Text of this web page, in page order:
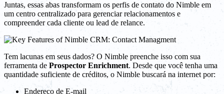
Juntas, essas abas transformam os perfis de contato do Nimble em
um centro centralizado para gerenciar relacionamentos e
compreender cada cliente ou lead de relance.
Tem lacunas em seus dados? O Nimble preenche isso com sua
ferramenta de Prospector Enrichment. Desde que você tenha uma
quantidade suficiente de créditos, o Nimble buscará na internet por:
Endereço de E-mail